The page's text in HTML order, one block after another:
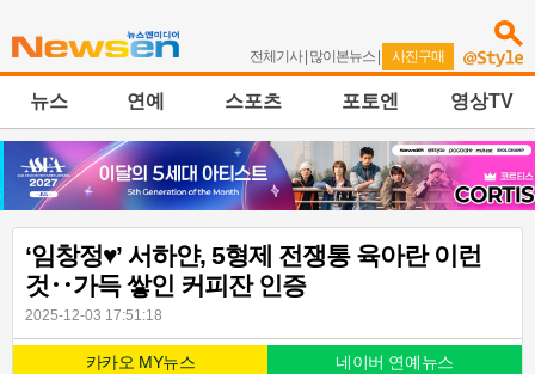
전체기사| 많이본뉴스 | 사진구매
뉴스 연예 스포츠 포토엔 영상TV
‘임창정♥’ 서하얀, 5형제 전쟁통 육아란 이런
것‥가득 쌓인 커피잔 인증
2025-12-03 17:51:18
카카오 MY뉴스 네이버 연예뉴스